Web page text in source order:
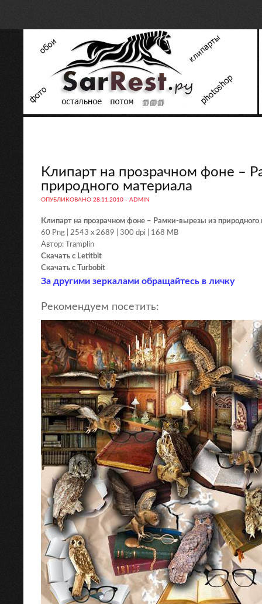
Клипарт на прозрачном фоне –
природного материала
ОПУБЛИКОВАНО 28.11.2010 - ADMIN
Клипарт на прозрачном фоне – Рамки-вырезы из природного
60 Png | 2543 x 2689 | 300 dpi | 168 MB
Автор: Tramplin
Скачать с Letitbit
Скачать с Turbobit
За другими зеркалами обращайтесь в личку
Рекомендуем посетить: